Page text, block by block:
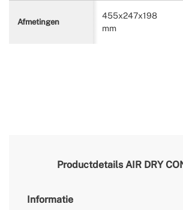
Afmetingen
455x247x198
mm
Productdetails AIR DRY
Informatie